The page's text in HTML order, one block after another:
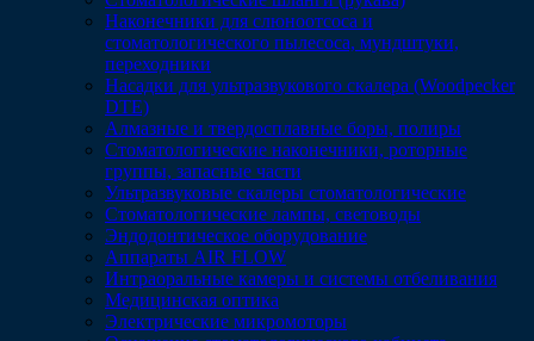
Наконечники для слюноотсоса и
стоматологического пылесоса, мундштуки,
переходники
Насадки для ультразвукового скалера (Woodpecker
DTE)
Алмазные и твердосплавные боры, полиры
Стоматологические наконечники, роторные
группы, запасные части
Ультразвуковые скалеры стоматологические
Стоматологические лампы, световоды
Эндодонтическое оборудование
Аппараты AIR FLOW
Интраоральные камеры и системы отбеливания
Медицинская оптика
Электрические микромоторы